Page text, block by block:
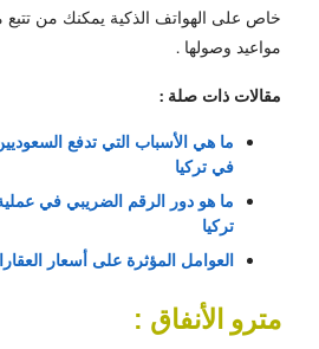
خاص على الهواتف الذكية يمكنك من تتبع
مواعيد وصولها .
مقالات ذات صلة :
في تركيا
تركيا
العوامل المؤثرة على أسعار
مترو الأنفاق :